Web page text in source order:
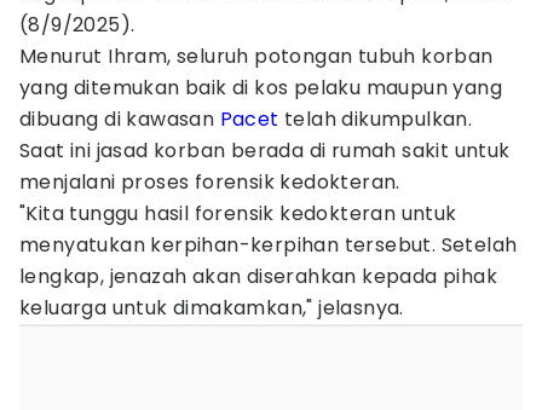
(8/9/2025).
Menurut Ihram, seluruh potongan tubuh korban
yang ditemukan baik di kos pelaku maupun yang
dibuang di kawasan Pacet telah dikumpulkan.
Saat ini jasad korban berada di rumah sakit untuk
menjalani proses forensik kedokteran.
"Kita tunggu hasil forensik kedokteran untuk
menyatukan kerpihan-kerpihan tersebut. Setelah
lengkap, jenazah akan diserahkan kepada pihak
keluarga untuk dimakamkan," jelasnya.